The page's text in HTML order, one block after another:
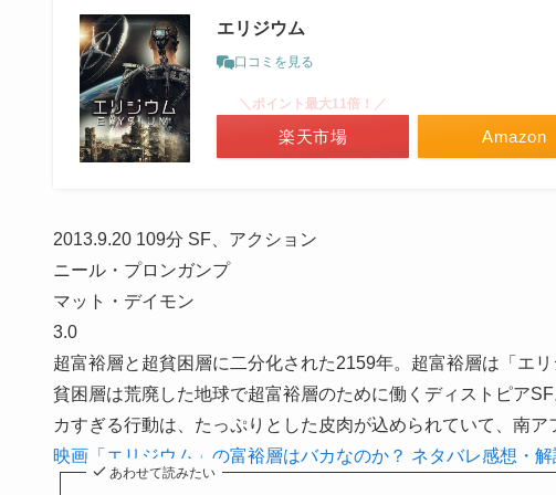
エリジウム
口コミを見る
Amazon
＼ポイント最大11倍！／
楽天市場
2013.9.20 109分 SF、アクション
ニール・プロンガンプ
マット・デイモン
3.0
超富裕層と超貧困層に二分化された2159年。超富裕層は「エ
貧困層は荒廃した地球で超富裕層のために働くディストピア
カすぎる行動は、たっぷりとした皮肉が込められていて、南
映画「エリジウム」の富裕層はバカなのか？ ネタバレ感想・解
あわせて読みたい